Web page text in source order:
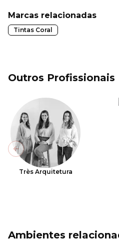
Marcas relacionadas
Tintas Coral
Outros Profissionais
Très Arquitetura
Previous slide
Ambientes